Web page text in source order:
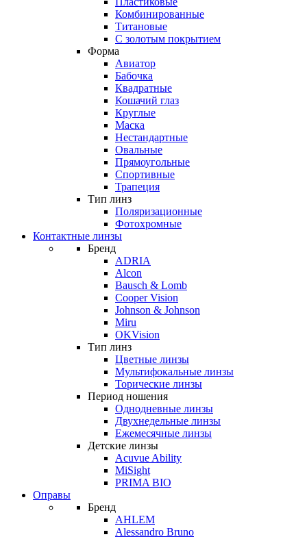
Комбинированные
Титановые
С золотым покрытием
Форма
Авиатор
Бабочка
Квадратные
Кошачий глаз
Круглые
Маска
Нестандартные
Овальные
Прямоугольные
Спортивные
Трапеция
Тип линз
Поляризационные
Фотохромные
Контактные линзы
Бренд
ADRIA
Alcon
Bausch & Lomb
Cooper Vision
Johnson & Johnson
Miru
OKVision
Тип линз
Цветные линзы
Мультифокальные линзы
Торические линзы
Период ношения
Однодневные линзы
Двухнедельные линзы
Ежемесячные линзы
Детские линзы
Acuvue Ability
MiSight
PRIMA BIO
Оправы
Бренд
AHLEM
Alessandro Bruno